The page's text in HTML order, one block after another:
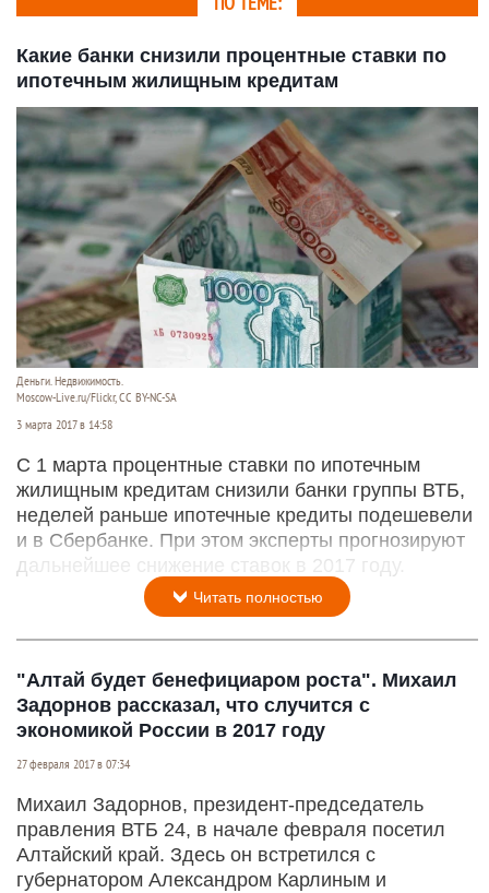
Какие банки снизили процентные ставки по
ипотечным жилищным кредитам
Деньги. Недвижимость.
Moscow-Live.ru/Flickr, CC BY-NC-SA
3 марта 2017 в 14:58
С 1 марта процентные ставки по ипотечным
жилищным кредитам снизили банки группы ВТБ,
неделей раньше ипотечные кредиты подешевели
и в Сбербанке. При этом эксперты прогнозируют
дальнейшее снижение ставок в 2017 году.
Читать полностью
"Алтай будет бенефициаром роста". Михаил
Задорнов рассказал, что случится с
экономикой России в 2017 году
27 февраля 2017 в 07:34
Михаил Задорнов, президент-председатель
правления ВТБ 24, в начале февраля посетил
Алтайский край. Здесь он встретился с
губернатором Александром Карлиным и